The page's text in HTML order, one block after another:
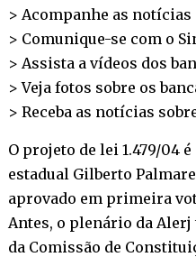
> Acompanhe as
> Comunique-se com o
> Assista a vídeos dos
> Veja fotos sobre os
> Receba as notícias
O projeto de lei 1.479/04
estadual Gilberto
aprovado em primeira
Antes, o plenário da
da Comissão de